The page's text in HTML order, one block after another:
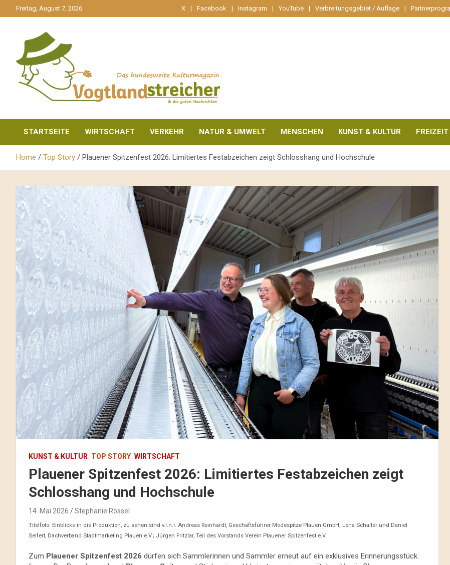
zum
Freitag, August 7, 2026 X Facebook Instagram YouTube Verbreitungsgebiet / Auflage
Vogtlandstreicher
STARTSEITE WIRTSCHAFT VERKEHR NATUR & UMWELT MENSCHEN KUNST & KULTUR
Home Top Story Plauener Spitzenfest 2026: Limitiertes Festabzeichen zeigt Schlosshang und Hochschule
KUNST & KULTUR TOP STORY WIRTSCHAFT
Plauener Spitzenfest 2026: Limitiertes Festabzeichen zeigt
Schlosshang und Hochschule
14. Mai 2026 Stephanie Rössel
Titelfoto: Einblicke in die Produktion, zu sehen sind v.l.n.r. Andreas Reinhardt, Geschäftsführer Modespitze Plauen GmbH; Lena Schaller und Daniel
Seifert, Dachverband Stadtmarketing Plauen e.V.; Jürgen Fritzlar, Teil des Vorstands Verein Plauener Spitzenfest e.V.
Zum Plauener Spitzenfest 2026 dürfen sich Sammlerinnen und Sammler erneut auf ein exklusives Erinnerungsstück